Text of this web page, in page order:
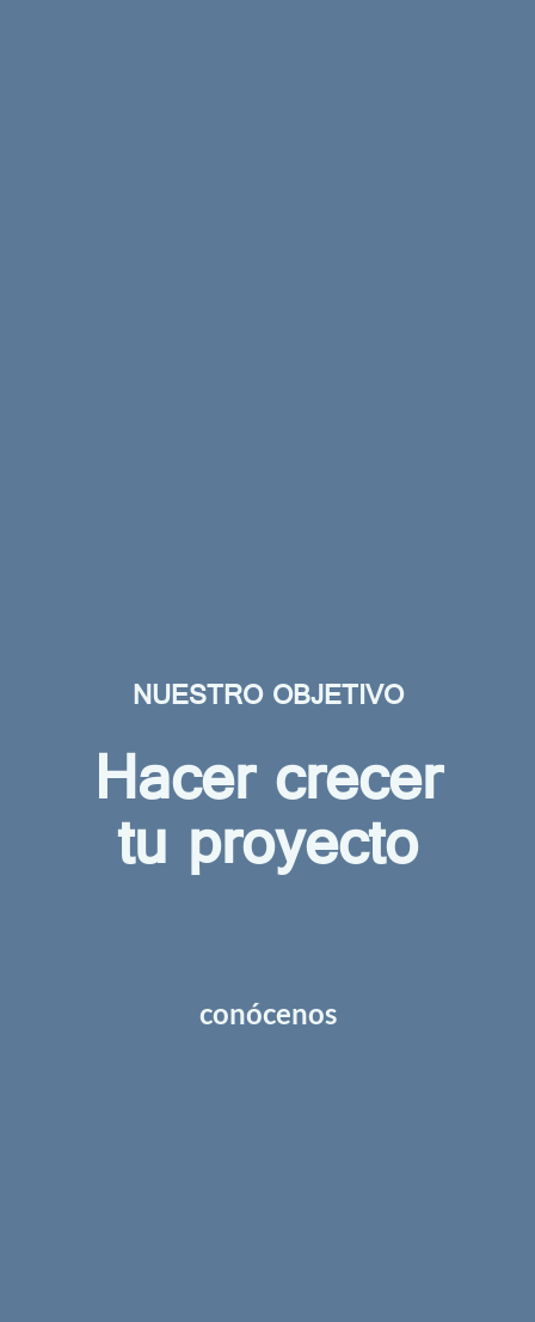
NUESTRO OBJETIVO
Hacer crecer
tu proyecto
conócenos